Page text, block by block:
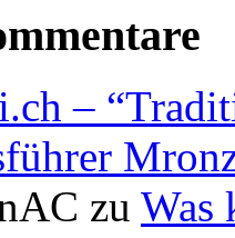
–
zu Was